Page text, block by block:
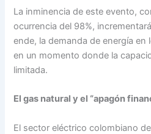
La inminencia de este evento,
ocurrencia del 98%,
ende, la demanda de energía en
en un momento donde la
limitada.
El gas natural y el “apagón
El sector eléctrico colombiano